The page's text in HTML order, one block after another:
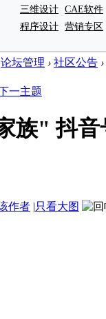
三维设计 CAE软件
程序设计 营销专区
论坛管理 › 社区公告 ›
族" 抖音
作者 |只看大图